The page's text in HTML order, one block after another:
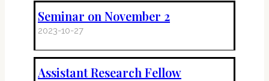
Seminar on November 2
2023-10-27
Assistant Research Fellow